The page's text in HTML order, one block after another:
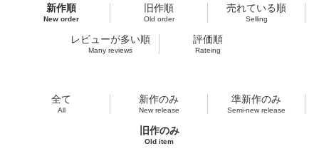
新作順
New order
旧作順
Old order
売れている順
Selling
レビューが多い順
Many reviews
評価順
Rateing
全て
All
新作のみ
New release
準新作のみ
Semi-new release
旧作のみ
Old item